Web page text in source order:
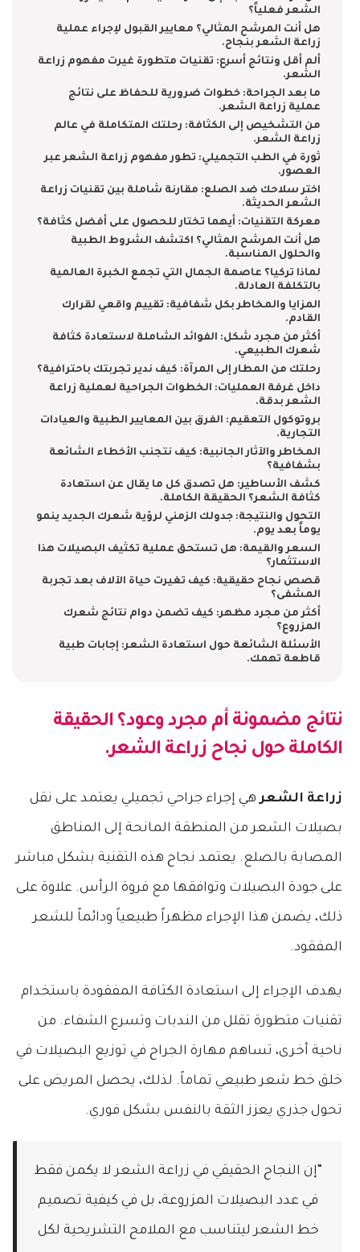
الشعر فعلياً؟
هل أنت المرشح المثالي؟ معايير القبول لإجراء عملية
زراعة الشعر بنجاح.
ألم أقل ونتائج أسرع: تقنيات متطورة غيرت مفهوم زراعة
الشعر.
ما بعد الجراحة: خطوات ضرورية للحفاظ على نتائج
عملية زراعة الشعر.
من التشخيص إلى الكثافة: رحلتك المتكاملة في عالم
زراعة الشعر.
ثورة في الطب التجميلي: تطور مفهوم زراعة الشعر عبر
العصور.
اختر سلاحك ضد الصلع: مقارنة شاملة بين تقنيات زراعة
الشعر الحديثة.
معركة التقنيات: أيهما تختار للحصول على أفضل كثافة؟
هل أنت المرشح المثالي؟ اكتشف الشروط الطبية
والحلول المناسبة.
لماذا تركيا؟ عاصمة الجمال التي تجمع الخبرة العالمية
بالتكلفة العادلة.
المزايا والمخاطر بكل شفافية: تقييم واقعي لقرارك
القادم.
أكثر من مجرد شكل: الفوائد الشاملة لاستعادة كثافة
شعرك الطبيعي.
رحلتك من المطار إلى المرآة: كيف ندير تجربتك باحترافية؟
داخل غرفة العمليات: الخطوات الجراحية لعملية زراعة
الشعر بدقة.
بروتوكول التعقيم: الفرق بين المعايير الطبية والعيادات
التجارية.
المخاطر والآثار الجانبية: كيف نتجنب الأخطاء الشائعة
بشفافية؟
كشف الأساطير: هل تصدق كل ما يقال عن استعادة
كثافة الشعر؟ الحقيقة الكاملة.
التحول والنتيجة: جدولك الزمني لرؤية شعرك الجديد ينمو
يوماً بعد يوم.
السعر والقيمة: هل تستحق عملية تكثيف البصيلات هذا
الاستثمار؟
قصص نجاح حقيقية: كيف تغيرت حياة الآلاف بعد تجربة
المشفى؟
أكثر من مجرد مظهر: كيف تضمن دوام نتائج شعرك
المزروع؟
الأسئلة الشائعة حول استعادة الشعر: إجابات طبية
قاطعة تهمك.
نتائج مضمونة أم مجرد وعود؟ الحقيقة
الكاملة حول نجاح زراعة الشعر.
زراعة الشعرهي إجراء جراحي تجميلي يعتمد على نقل
بصيلات الشعر من المنطقة المانحة إلى المناطق
المصابة بالصلع. يعتمد نجاح هذه التقنية بشكل مباشر
على جودة البصيلات وتوافقها مع فروة الرأس. علاوة على
ذلك، يضمن هذا الإجراء مظهراً طبيعياً ودائماً للشعر
المفقود.
يهدف الإجراء إلى استعادة الكثافة المفقودة باستخدام
تقنيات متطورة تقلل من الندبات وتسرع الشفاء. من
ناحية أخرى، تساهم مهارة الجراح في توزيع البصيلات في
خلق خط شعر طبيعي تماماً. لذلك، يحصل المريض على
تحول جذري يعزز الثقة بالنفس بشكل فوري.
“إن النجاح الحقيقي في زراعة الشعر لا يكمن فقط
في عدد البصيلات المزروعة، بل في كيفية تصميم
خط الشعر ليتناسب مع الملامح التشريحية لكل